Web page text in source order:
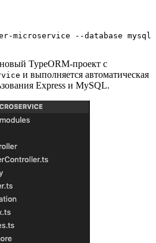
microservice --database mysql
TypeORM-проект с
и выполняется автоматическая
Express и MySQL.